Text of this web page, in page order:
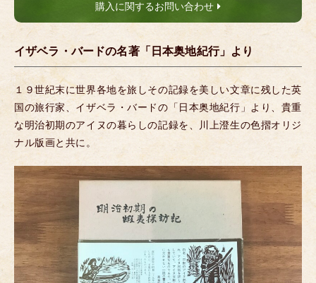
購入に関するお問い合わせ
イザベラ・バードの名著「日本奥地紀行」より
１９世紀末に世界各地を旅しその記録を美しい文章に残した英
国の旅行家、イザベラ・バードの「日本奥地紀行」より、貴重
な明治初期のアイヌの暮らしの記録を、川上澄生の色摺オリジ
ナル版画と共に。